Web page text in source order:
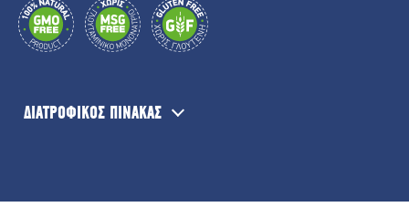
ΔΙΑΤΡΟΦΙΚΟΣ ΠΙΝΑΚΑΣ